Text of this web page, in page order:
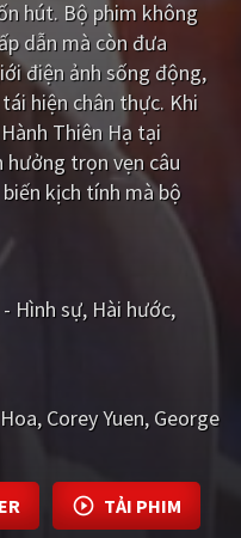
hút. Bộ phim không
dẫn mà còn đưa
điện ảnh sống động,
hiện chân thực. Khi
Thiên Hạ tại
hưởng trọn vẹn câu
kịch tính mà bộ
Hình sự Hài hước
Corey Yuen George
TẢI PHIM